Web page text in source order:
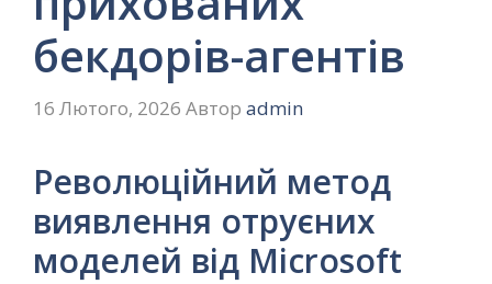
бекдорів-агентів
16 Лютого, 2026 Автор admin
Революційний метод
виявлення отруєних
моделей від Microsoft